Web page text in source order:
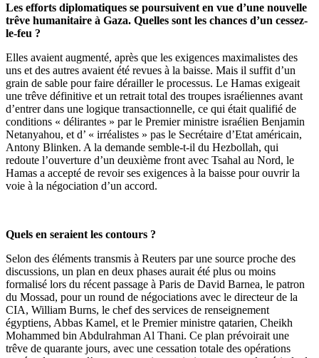
Les efforts diplomatiques se poursuivent en vue d’une nouvelle
trêve humanitaire à Gaza. Quelles sont les chances d’un cessez-
le-feu ?
Elles avaient augmenté, après que les exigences maximalistes des
uns et des autres avaient été revues à la baisse. Mais il suffit d’un
grain de sable pour faire dérailler le processus. Le Hamas exigeait
une trêve définitive et un retrait total des troupes israéliennes avant
d’entrer dans une logique transactionnelle, ce qui était qualifié de
conditions « délirantes » par le Premier ministre israélien Benjamin
Netanyahou, et d’ « irréalistes » pas le Secrétaire d’Etat américain,
Antony Blinken. A la demande semble-t-il du Hezbollah, qui
redoute l’ouverture d’un deuxième front avec Tsahal au Nord, le
Hamas a accepté de revoir ses exigences à la baisse pour ouvrir la
voie à la négociation d’un accord.
Quels en seraient les contours ?
Selon des éléments transmis à Reuters par une source proche des
discussions, un plan en deux phases aurait été plus ou moins
formalisé lors du récent passage à Paris de David Barnea, le patron
du Mossad, pour un round de négociations avec le directeur de la
CIA, William Burns, le chef des services de renseignement
égyptiens, Abbas Kamel, et le Premier ministre qatarien, Cheikh
Mohammed bin Abdulrahman Al Thani. Ce plan prévoirait une
trêve de quarante jours, avec une cessation totale des opérations